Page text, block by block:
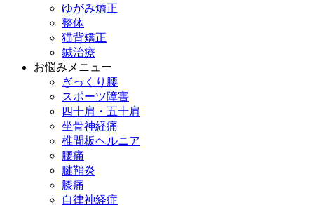
ゆがみ矯正
整体
猫背矯正
鍼治療
お悩みメニュー
ぎっくり腰
スポーツ障害
四十肩・五十肩
坐骨神経痛
椎間板ヘルニア
腰痛
腱鞘炎
膝痛
自律神経症